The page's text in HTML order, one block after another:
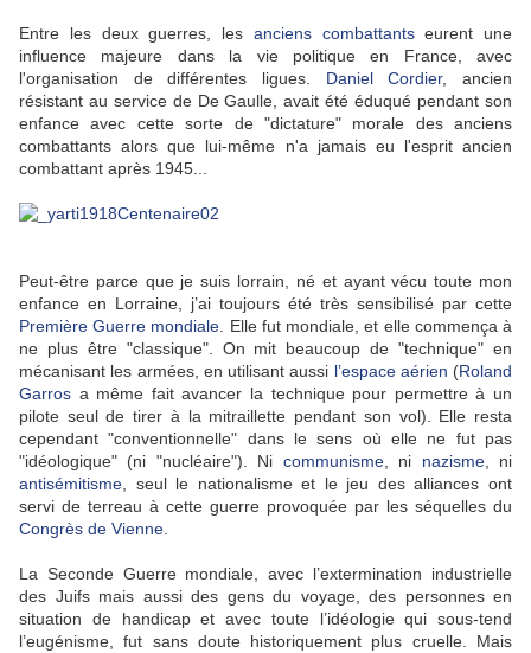
Entre les deux guerres, les anciens combattantseurent une
influence majeure dans la vie politique en France, avec
l'organisation de différentes ligues. Daniel Cordier, ancien
résistant au service de De Gaulle, avait été éduqué pendant son
enfance avec cette sorte de "dictature" morale des anciens
combattants alors que lui-même n'a jamais eu l'esprit ancien
combattant après 1945...
Peut-être parce que je suis lorrain, né et ayant vécu toute mon
enfance en Lorraine, j’ai toujours été très sensibilisé par cette
Première Guerre mondiale . Elle fut mondiale, et elle commença à
ne plus être "classique". On mit beaucoup de "technique" en
mécanisant les armées, en utilisant aussi l’espace aérien (Roland
Garros a même fait avancer la technique pour permettre à un
pilote seul de tirer à la mitraillette pendant son vol). Elle resta
cependant "conventionnelle" dans le sens où elle ne fut pas
"idéologique" (ni "nucléaire"). Ni communisme, ni nazisme, ni
antisémitisme , seul le nationalisme et le jeu des alliances ont
servi de terreau à cette guerre provoquée par les séquelles du
Congrès de Vienne
La Seconde Guerre mondiale, avec l’extermination industrielle
des Juifs mais aussi des gens du voyage, des personnes en
situation de handicap et avec toute l’idéologie qui sous-tend
l’eugénisme, fut sans doute historiquement plus cruelle. Mais